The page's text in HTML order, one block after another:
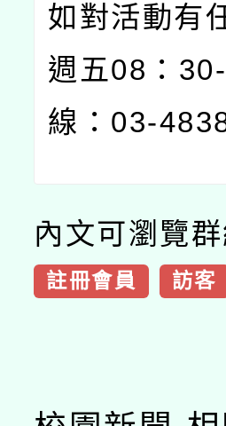
如對活動有
週五08：
線：03-
內文可瀏覽群
註冊會員 訪客